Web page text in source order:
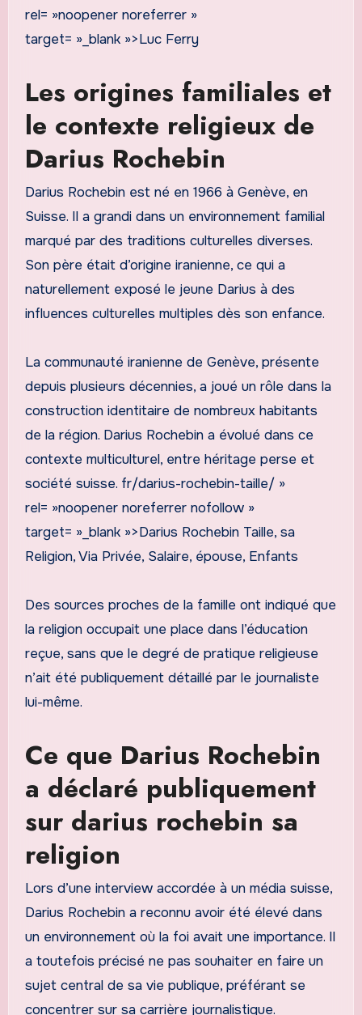
rel= »noopener noreferrer »
target= »_blank »>Luc Ferry
Les origines familiales et
le contexte religieux de
Darius Rochebin
Darius Rochebin est né en 1966 à Genève, en
Suisse. Il a grandi dans un environnement familial
marqué par des traditions culturelles diverses.
Son père était d’origine iranienne, ce qui a
naturellement exposé le jeune Darius à des
influences culturelles multiples dès son enfance.
La communauté iranienne de Genève, présente
depuis plusieurs décennies, a joué un rôle dans la
construction identitaire de nombreux habitants
de la région. Darius Rochebin a évolué dans ce
contexte multiculturel, entre héritage perse et
société suisse. fr/darius-rochebin-taille/ »
rel= »noopener noreferrer nofollow »
target= »_blank »>Darius Rochebin Taille, sa
Religion, Via Privée, Salaire, épouse, Enfants
Des sources proches de la famille ont indiqué que
la religion occupait une place dans l’éducation
reçue, sans que le degré de pratique religieuse
n’ait été publiquement détaillé par le journaliste
lui-même.
Ce que Darius Rochebin
a déclaré publiquement
sur darius rochebin sa
religion
Lors d’une interview accordée à un média suisse,
Darius Rochebin a reconnu avoir été élevé dans
un environnement où la foi avait une importance. Il
a toutefois précisé ne pas souhaiter en faire un
sujet central de sa vie publique, préférant se
concentrer sur sa carrière journalistique.